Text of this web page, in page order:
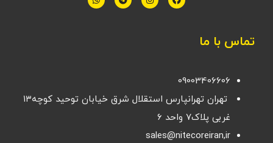
تماس با ما
09003406606
تهران تهرانپارس استقلال شرق خیابان توحید کوچه۱۳
غربی پلاک۷ واحد ۶
sales@nitecoreiran,ir